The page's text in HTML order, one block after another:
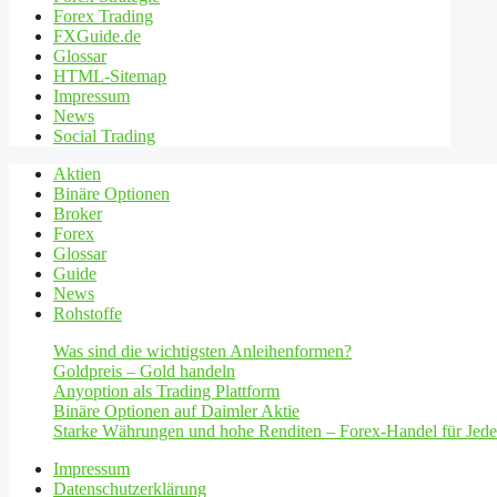
Forex Trading
FXGuide.de
Glossar
HTML-Sitemap
Impressum
News
Social Trading
Aktien
Binäre Optionen
Broker
Forex
Glossar
Guide
News
Rohstoffe
Was sind die wichtigsten Anleihenformen?
Goldpreis – Gold handeln
Anyoption als Trading Plattform
Binäre Optionen auf Daimler Aktie
Starke Währungen und hohe Renditen – Forex-Handel für
Impressum
Datenschutzerklärung